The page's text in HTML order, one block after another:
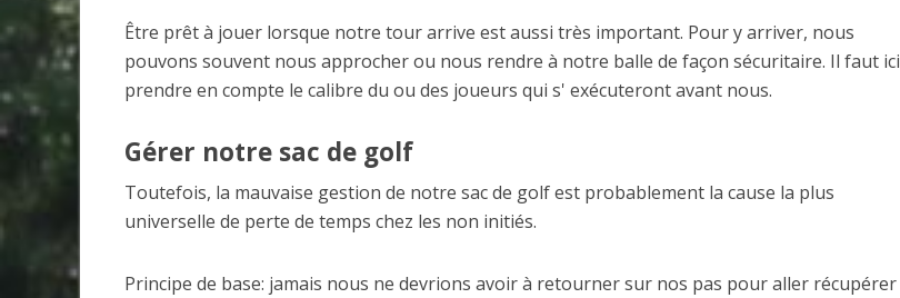
Être prêt à jouer lorsque notre tour arrive est aussi très important. Pour y arriver, nous
pouvons souvent nous approcher ou nous rendre à notre balle de façon sécuritaire. Il faut ici
prendre en compte le calibre du ou des joueurs qui s' exécuteront avant nous.
Gérer notre sac de golf
Toutefois, la mauvaise gestion de notre sac de golf est probablement la cause la plus
universelle de perte de temps chez les non initiés.
Principe de base: jamais nous ne devrions avoir à retourner sur nos pas pour aller récupérer